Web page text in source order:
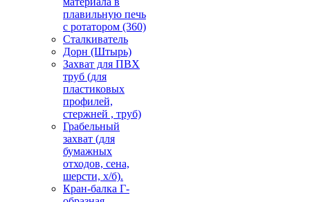
плавильную печь
с ротатором (360)
Сталкиватель
Дорн (Штырь)
Захват для ПВХ
труб (для
пластиковых
профилей,
стержней , труб)
Грабельный
захват (для
бумажных
отходов, сена,
шерсти, х/б).
Кран-балка Г-